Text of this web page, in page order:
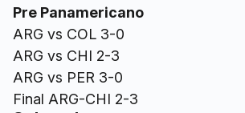
Pre Panamericano
ARG vs COL 3-0
ARG vs CHI 2-3
ARG vs PER 3-0
Final ARG-CHI 2-3